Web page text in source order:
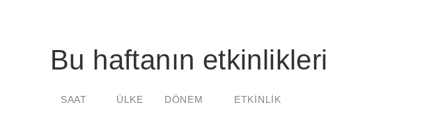
Bu haftanın etkinlikleri
SAAT ÜLKE DÖNEM ETKINLIK